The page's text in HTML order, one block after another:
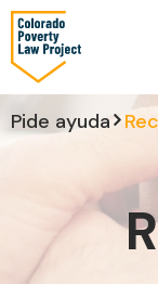
contenido
Pide ayuda